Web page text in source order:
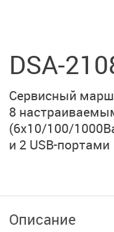
DSA-
Cервисный
8
(6x10/100/
и 2 USB-портами
Описание